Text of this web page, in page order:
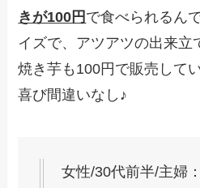
きが100円 で食べられるん
イズで、アツアツの出来立
焼き芋も100円で販売して
喜び間違いなし♪
女性/30代前半/主婦